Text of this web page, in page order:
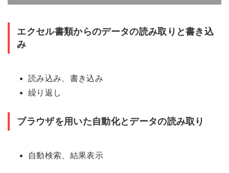
エクセル書類からのデータの読み取りと書き込
み
読み込み、書き込み
繰り返し
ブラウザを用いた自動化とデータの読み取り
自動検索、結果表示